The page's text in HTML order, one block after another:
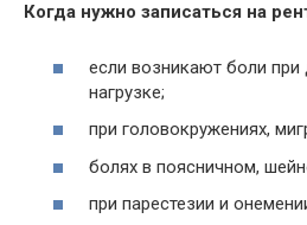
Когда нужно записаться на
если возникают боли
нагрузке;
при головокружениях,
болях в поясничном,
при парестезии и